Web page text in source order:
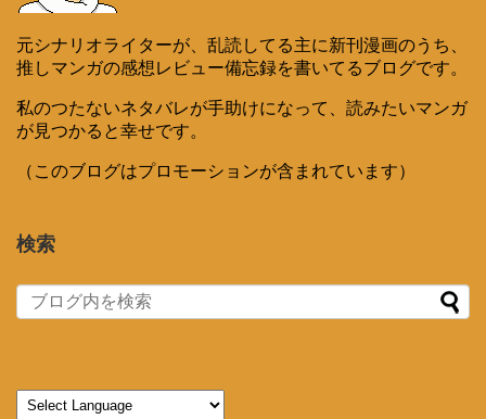
元シナリオライターが、乱読してる主に新刊漫画のうち、
推しマンガの感想レビュー備忘録を書いてるブログです。
私のつたないネタバレが手助けになって、読みたいマンガ
が見つかると幸せです。
（このブログはプロモーションが含まれています）
検索